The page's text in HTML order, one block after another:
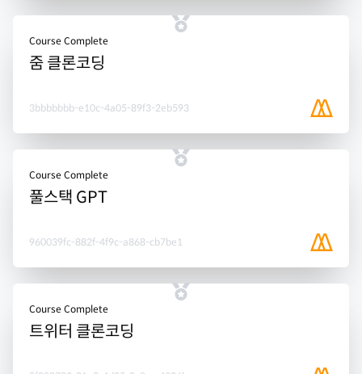
Course Complete
줌 클론코딩
3bbbbbbb-e10c-4a05-89f3-2eb593
Course Complete
풀스택 GPT
960039fc-882f-4f9c-a868-cb7be1
Course Complete
트위터 클론코딩